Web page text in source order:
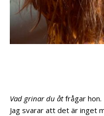
Vad grinar du åtfrågar hon.
Jag svarar att det är inget